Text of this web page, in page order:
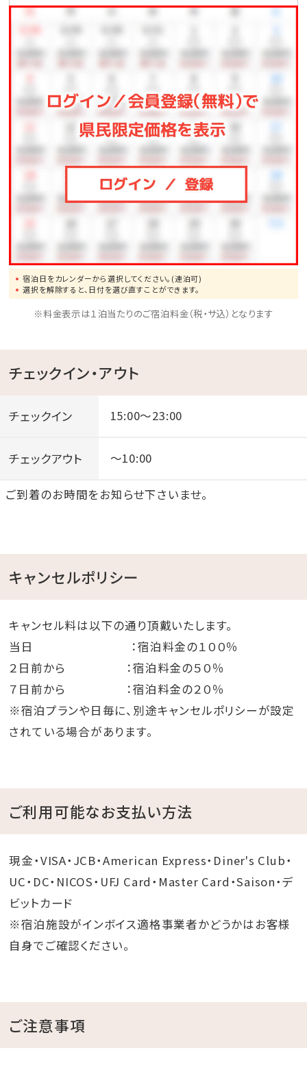
●那覇空港まで、車で約1.5時間
●一度は行ってみたい!美ら海水族館まで、車で約50分
●モンドセレクション受賞作品多数!御菓子御殿「恩納
店」まで、車で約2分
●崖の下に広がるエメラルドの美しい海!万座毛まで、
車で約10分
●ブセナリゾートの海中展望塔まで、車で約15分
●歴代琉球王の居城・首里城まで、車で約60分
宿泊日をカレンダーから選択してください。(連泊可)
選択を解除すると、日付を選び直すことができます。
※料金表示は１泊当たりのご宿泊料金（税・サ込）となります
チェックイン・アウト
チェックイン 15:00～23:00
チェックアウト ～10:00
ご到着のお時間をお知らせ下さいませ。
キャンセルポリシー
キャンセル料は以下の通り頂戴いたします。
当日 ：宿泊料金の１００％
２日前から ：宿泊料金の５０％
７日前から ：宿泊料金の２０％
※宿泊プランや日毎に、別途キャンセルポリシーが設定
されている場合があります。
ご利用可能なお支払い方法
現金・VISA・JCB・American Express・Diner's Club・
UC・DC・NICOS・UFJ Card・Master Card・Saison・デ
ビットカード
※宿泊施設がインボイス適格事業者かどうかはお客様
自身でご確認ください。
ご注意事項